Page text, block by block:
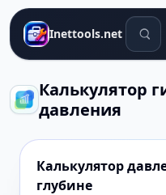
Inettools.net Поиск
Калькулятор
давления
Калькулятор
глубине